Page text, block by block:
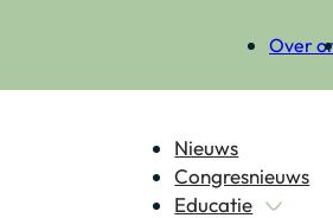
Over
Nieuws
Congresnieuws
Educatie